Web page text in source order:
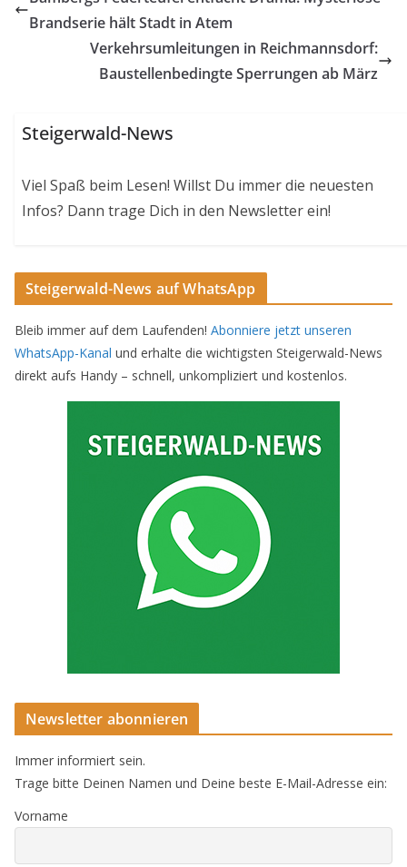
Brandserie hält Stadt in Atem
Verkehrsumleitungen in Reichmannsdorf:
Baustellenbedingte Sperrungen ab März
Steigerwald-News
Viel Spaß beim Lesen! Willst Du immer die neuesten
Infos? Dann trage Dich in den Newsletter ein!
Steigerwald-News auf WhatsApp
Bleib immer auf dem Laufenden! Abonniere jetzt unseren
WhatsApp-Kanal und erhalte die wichtigsten Steigerwald-News
direkt aufs Handy – schnell, unkompliziert und kostenlos.
Newsletter abonnieren
Immer informiert sein.
Trage bitte Deinen Namen und Deine beste E-Mail-Adresse ein:
Vorname